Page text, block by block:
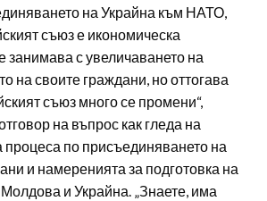
на Украйна към НАТО,
съюз е икономическа
занимава с увеличаването на
на своите граждани, но оттогава
съюз много се промени“,
на въпрос как гледа на
процеса по присъединяването на
и намеренията за подготовка на
и Украйна. „Знаете, има